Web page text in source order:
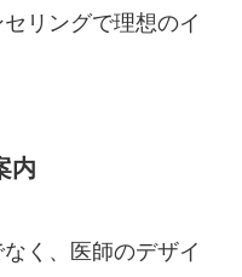
リングで理想のイ
内
く、医師のデザイ